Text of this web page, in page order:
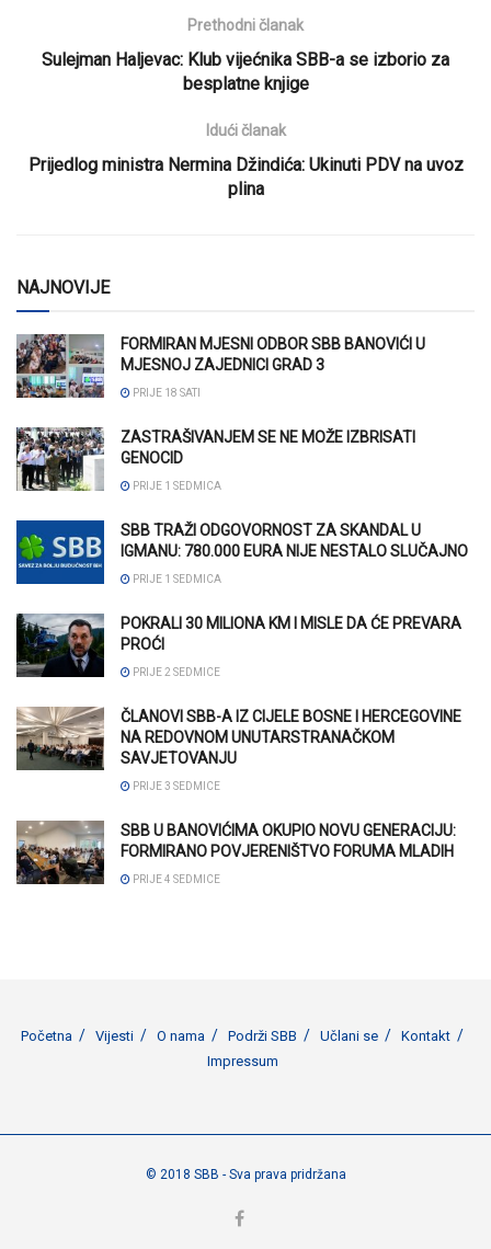
Prethodni članak
Sulejman Haljevac: Klub vijećnika SBB-a se izborio za
besplatne knjige
Idući članak
Prijedlog ministra Nermina Džindića: Ukinuti PDV na uvoz
plina
NAJNOVIJE
FORMIRAN MJESNI ODBOR SBB BANOVIĆI U
MJESNOJ ZAJEDNICI GRAD 3
PRIJE 18 SATI
ZASTRAŠIVANJEM SE NE MOŽE IZBRISATI
GENOCID
PRIJE 1 SEDMICA
SBB TRAŽI ODGOVORNOST ZA SKANDAL U
IGMANU: 780.000 EURA NIJE NESTALO SLUČAJNO
PRIJE 1 SEDMICA
POKRALI 30 MILIONA KM I MISLE DA ĆE PREVARA
PROĆI
PRIJE 2 SEDMICE
ČLANOVI SBB-A IZ CIJELE BOSNE I HERCEGOVINE
NA REDOVNOM UNUTARSTRANAČKOM
SAVJETOVANJU
PRIJE 3 SEDMICE
SBB U BANOVIĆIMA OKUPIO NOVU GENERACIJU:
FORMIRANO POVJERENIŠTVO FORUMA MLADIH
PRIJE 4 SEDMICE
Početna Vijesti O nama Podrži SBB Učlani se
Kontakt
Impressum
© 2018 SBB - Sva prava pridržana